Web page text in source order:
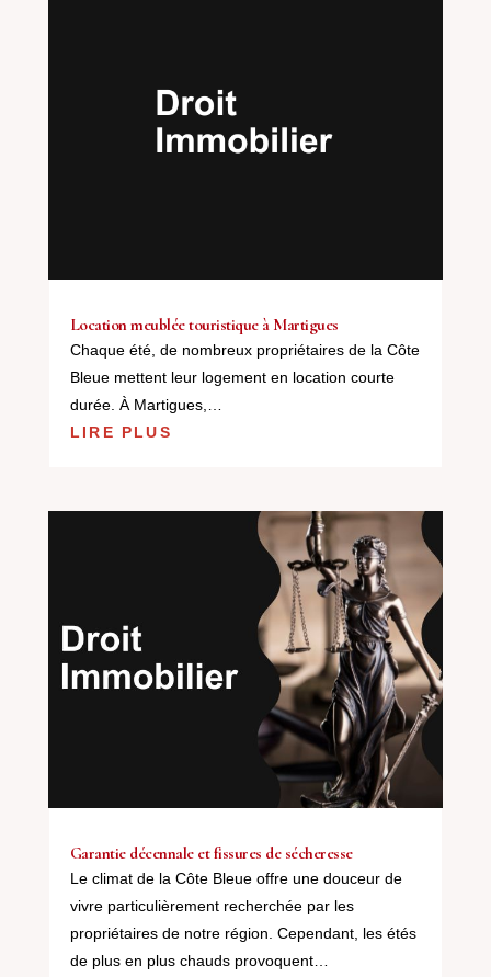
Location meublée touristique à Martigues
Chaque été, de nombreux propriétaires de la Côte
Bleue mettent leur logement en location courte
durée. À Martigues,…
LIRE PLUS
Garantie décennale et fissures de sécheresse
Le climat de la Côte Bleue offre une douceur de
vivre particulièrement recherchée par les
propriétaires de notre région. Cependant, les étés
de plus en plus chauds provoquent…